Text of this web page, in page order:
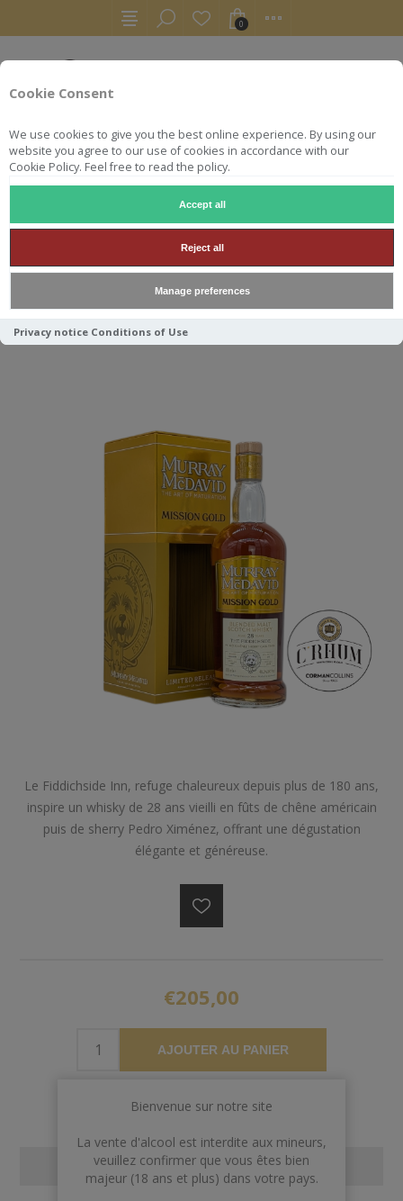
Cookie Consent
We use cookies to give you the best online experience. By using our
website you agree to our use of cookies in accordance with our
Cookie Policy. Feel free to read the policy.
Accept all
Reject all
Manage preferences
Privacy notice Conditions of Use
0
MMCD MISSION GOLD
FIDDICHSIDE (GLENFIDDICH)
28Y 46.9° PX FINISH 70CL
Le Fiddichside Inn, refuge chaleureux depuis plus de 180 ans,
inspire un whisky de 28 ans vieilli en fûts de chêne américain
puis de sherry Pedro Ximénez, offrant une dégustation
élégante et généreuse.
€205,00
AJOUTER AU PANIER
CONTACT US
Bienvenue sur notre site
La vente d'alcool est interdite aux mineurs,
veuillez confirmer que vous êtes bien
majeur (18 ans et plus) dans votre pays.